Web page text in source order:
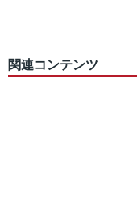
関連コンテンツ